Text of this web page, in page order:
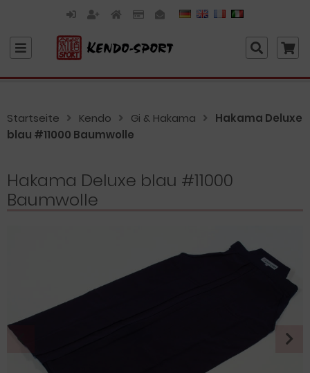
Startseite Kendo Gi & Hakama
Hakama Deluxe
blau #11000 Baumwolle
Hakama Deluxe blau #11000
Baumwolle